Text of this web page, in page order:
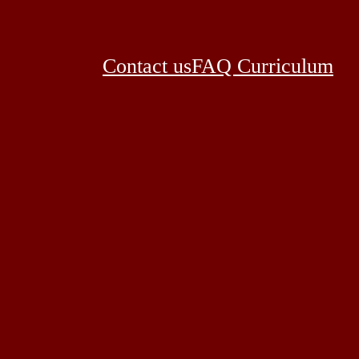
Contact usFAQ Curriculum